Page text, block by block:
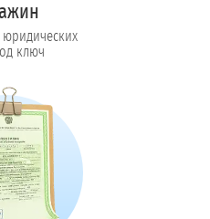
юридических
ключ